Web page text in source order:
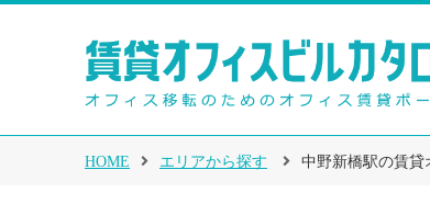
HOME エリアから探す 中野新橋駅の賃貸